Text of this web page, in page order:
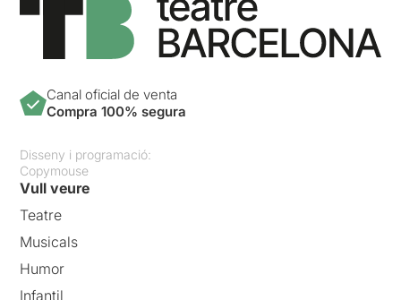
Canal oficial de venta
Compra 100% segura
Disseny i programació:
Copymouse
Vull veure
Teatre
Musicals
Humor
Infantil